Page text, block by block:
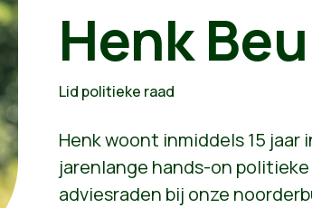
Henk
Lid politieke raad
Henk woont inmiddels 15
jarenlange hands-on
adviesraden bij onze